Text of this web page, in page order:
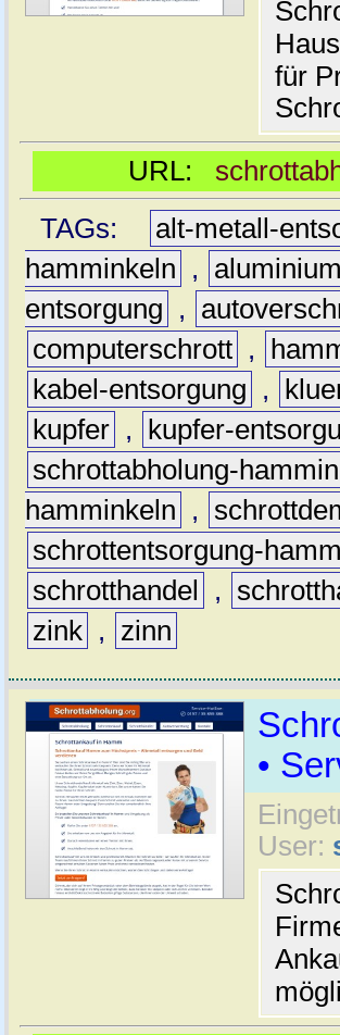
für
URL:
TAGs:
alt-metall-
hamminkeln
, aluminium
entsorgung
,
computerschrott ,
kabel-entsorgung
,
kupfer , kupfer-
schrottabholung-
hamminkeln
,
schrottentsorgung-
schrotthandel
,
zink , zinn
•
User: